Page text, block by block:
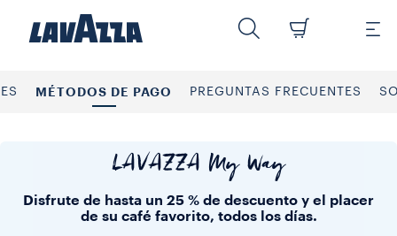
MÉTODOS DE PAGO PREGUNTAS FRECUENTES
LAVAZZA My Way
Disfrute de hasta un 25 % de descuento y el placer
de su café favorito, todos los días.